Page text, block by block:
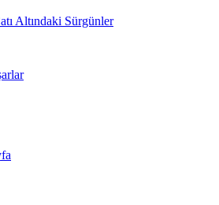
Altındaki Sürgünler